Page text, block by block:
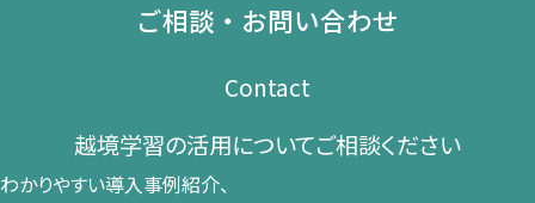
ご相談・お問い合わせ
Contact
越境学習の​活用に​ついて​ご相談ください​
わかりやすい導入事例紹介、​